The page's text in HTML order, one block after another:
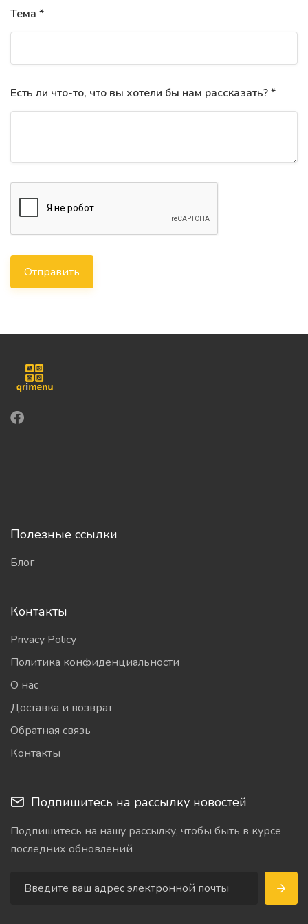
Тема *
Есть ли что-то, что вы хотели бы нам рассказать? *
Полезные ссылки
Блог
Контакты
Privacy Policy
Политика конфиденциальности
О нас
Доставка и возврат
Обратная связь
Контакты
Подпишитесь на рассылку новостей
Подпишитесь на нашу рассылку, чтобы быть в курсе
последних обновлений